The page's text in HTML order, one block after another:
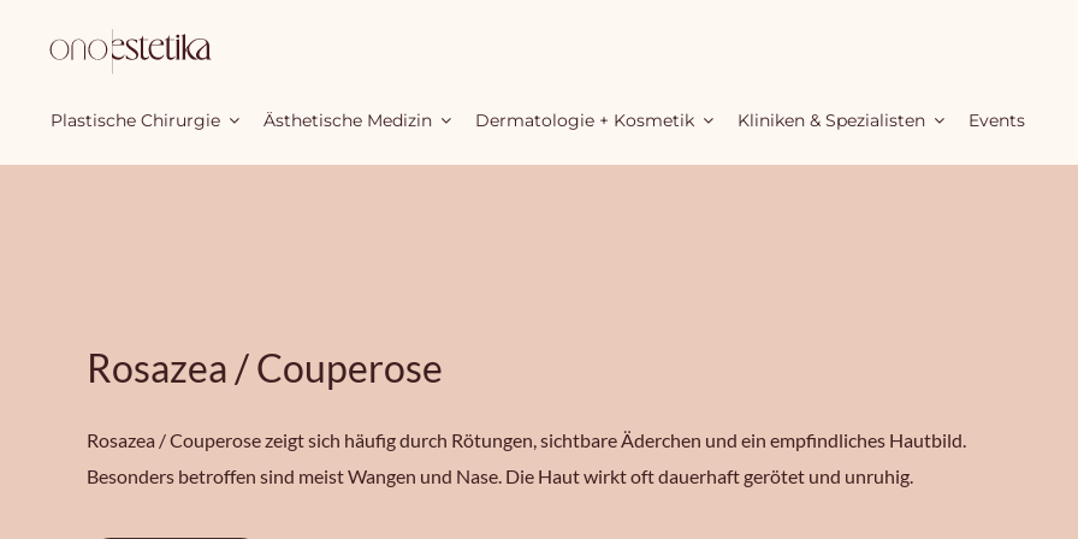
Plastische Chirurgie Ästhetische Medizin Dermatologie + Kosmetik Kliniken & Spezialisten Events
Rosazea / Couperose
Rosazea / Couperose zeigt sich häufig durch Rötungen, sichtbare Äderchen und ein empfindliches Hautbild.
Besonders betroffen sind meist Wangen und Nase. Die Haut wirkt oft dauerhaft gerötet und unruhig.